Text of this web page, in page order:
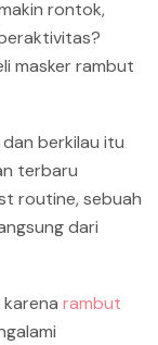
rontok,
masker rambut
berkilau itu
terbaru
routine, sebuah
dari
rambut